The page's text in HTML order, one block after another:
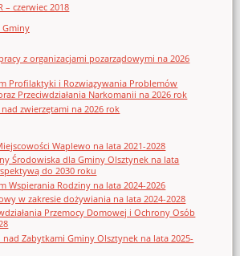
– czerwiec 2018
Gminy
z organizacjami pozarządowymi na 2026
Profilaktyki i Rozwiązywania Problemów
Przeciwdziałania Narkomanii na 2026 rok
zwierzętami na 2026 rok
Waplewo na lata 2021-2028
Środowiska dla Gminy Olsztynek na lata
do 2030 roku
Wspierania Rodziny na lata 2024-2026
w zakresie dożywiania na lata 2024-2028
Przemocy Domowej i Ochrony Osób
nad Zabytkami Gminy Olsztynek na lata 2025-